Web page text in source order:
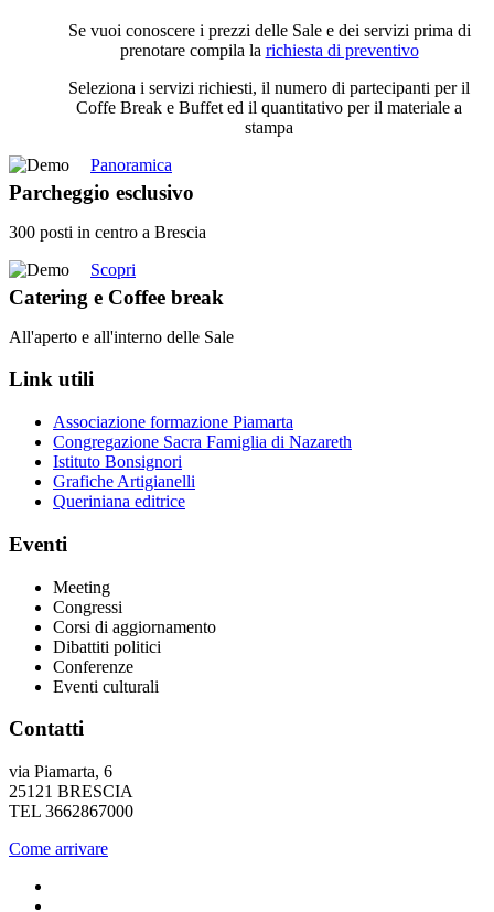
Se vuoi conoscere i prezzi delle Sale e dei servizi prima di
prenotare compila la richiesta di preventivo
Seleziona i servizi richiesti, il numero di partecipanti per il
Coffe Break e Buffet ed il quantitativo per il materiale a
stampa
Panoramica
Parcheggio esclusivo
300 posti in centro a Brescia
Scopri
Catering e Coffee break
All'aperto e all'interno delle Sale
Link utili
Associazione formazione Piamarta
Congregazione Sacra Famiglia di Nazareth
Istituto Bonsignori
Grafiche Artigianelli
Queriniana editrice
Eventi
Meeting
Congressi
Corsi di aggiornamento
Dibattiti politici
Conferenze
Eventi culturali
Contatti
via Piamarta, 6
25121 BRESCIA
TEL 3662867000
Come arrivare